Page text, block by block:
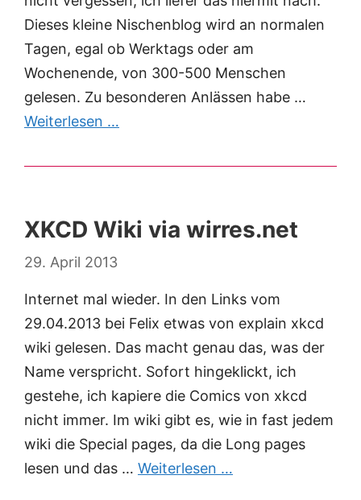
Dieses kleine Nischenblog wird an normalen
Tagen, egal ob Werktags oder am
Wochenende, von 300-500 Menschen
gelesen. Zu besonderen Anlässen habe …
Weiterlesen …
XKCD Wiki via wirres.net
29. April 2013
Internet mal wieder. In den Links vom
29.04.2013 bei Felix etwas von explain xkcd
wiki gelesen. Das macht genau das, was der
Name verspricht. Sofort hingeklickt, ich
gestehe, ich kapiere die Comics von xkcd
nicht immer. Im wiki gibt es, wie in fast jedem
wiki die Special pages, da die Long pages
lesen und das … Weiterlesen …